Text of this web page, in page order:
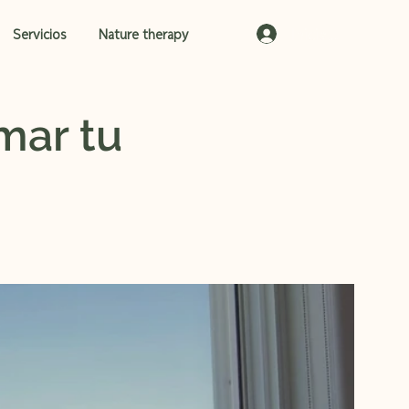
Servicios Nature therapy
tu